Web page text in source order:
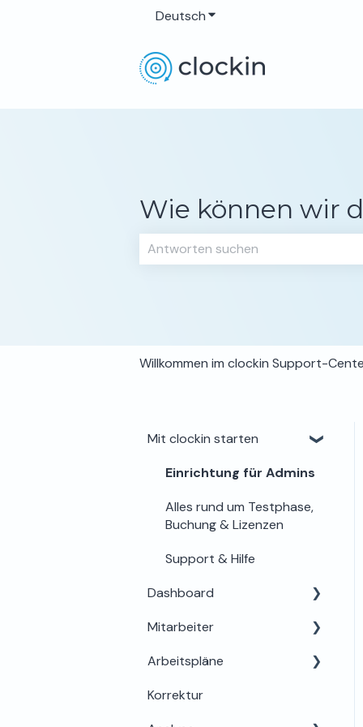
DeutschUntermenü für
Wie können wir
Willkommen im clockin Support-
Mit clockin starten
Einrichtung für Admins
Alles rund um Testphase,
Buchung & Lizenzen
Support & Hilfe
Dashboard
Dein Profil
Mitarbeiter
Mein Bereich
Abwesenheiten
Arbeitspläne
Grundlagen & Einrichtung
Korrektur